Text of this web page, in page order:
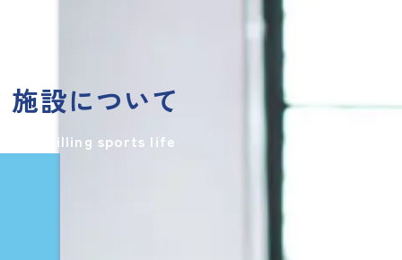
施設について
A fulfilling sports life